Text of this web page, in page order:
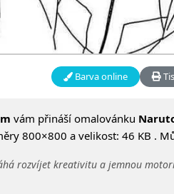
Barva online
vám přináší omalovánku
800×800 a velikost: 46 KB .
rozvíjet kreativitu a jemnou